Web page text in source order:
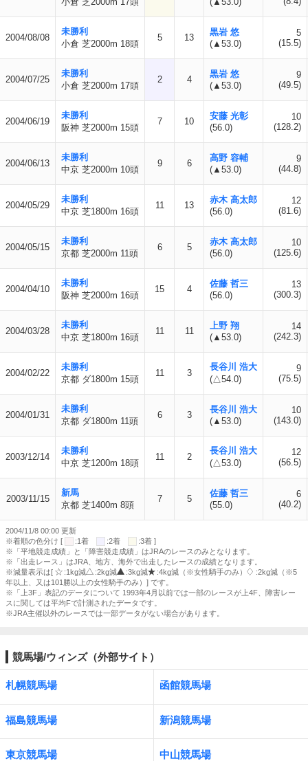
2004/08/08
未勝利
小倉 芝2000m 18頭
5 13
黒岩 悠
(▲53.0)
5
(15.5)
2004/07/25
未勝利
小倉 芝2000m 17頭
2 4
黒岩 悠
(▲53.0)
9
(49.5)
2004/06/19
未勝利
阪神 芝2000m 15頭
7 10
安藤 光彰
(56.0)
10
(128.2)
2004/06/13
未勝利
中京 芝2000m 10頭
9 6
高野 容輔
(▲53.0)
9
(44.8)
2004/05/29
未勝利
中京 芝1800m 16頭
11 13
赤木 高太郎
(56.0)
12
(81.6)
2004/05/15
未勝利
京都 芝2000m 11頭
6 5
赤木 高太郎
(56.0)
10
(125.6)
2004/04/10
未勝利
阪神 芝2000m 16頭
15 4
佐藤 哲三
(56.0)
13
(300.3)
2004/03/28
未勝利
中京 芝1800m 16頭
11 11
上野 翔
(▲53.0)
14
(242.3)
2004/02/22
未勝利
京都 ダ1800m 15頭
11 3
長谷川 浩大
(△54.0)
9
(75.5)
2004/01/31
未勝利
京都 ダ1800m 11頭
6 3
長谷川 浩大
(▲53.0)
10
(143.0)
2003/12/14
未勝利
中京 芝1200m 18頭
11 2
長谷川 浩大
(△53.0)
12
(56.5)
2003/11/15
新馬
京都 芝1400m 8頭
7 5
佐藤 哲三
(55.0)
6
(40.2)
2004/11/8 00:00 更新
※着順の色分け [
:1着 :2着
:3着 ]
※「平地競走成績」と「障害競走成績」はJRAのレースのみとなります。
※「出走レース」はJRA、地方、海外で出走したレースの成績となります。
※減量表示は[
:1kg減 :2kg減 :3kg減 :4kg減（※女性騎手のみ）
:2kg減（※5
年以上、又は101勝以上の女性騎手のみ）] です。
※「上3F」表記のデータについて 1993年4月以前では一部のレースが上4F、障害レー
スに関しては平均Fで計測されたデータです。
※JRA主催以外のレースでは一部データがない場合があります。
競馬場/ウィンズ（外部サイト）
札幌競馬場 函館競馬場
福島競馬場 新潟競馬場
東京競馬場 中山競馬場